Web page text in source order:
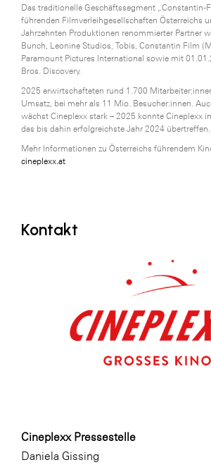
Das traditionelle Geschäftssegment „Constantin-
führenden Filmverleihgesellschaften Österreichs
Jahrzehnten Produktionen renommierter Partner
Bunch, Leonine Studios, Tobis, Constantin Film
Paramount Pictures International sowie mit
Bros. Discovery.
2025 erwirtschafteten rund 1.700
Umsatz, bei mehr als 11 Mio. Besucher:innen.
wächst Cineplexx stark – 2025 konnte Cineplexx
das bis dahin erfolgreichste Jahr 2024 übertreffen.
Mehr Informationen zu Österreichs führendem
cineplexx.at
Kontakt
Cineplexx Pressestelle
Daniela Gissing